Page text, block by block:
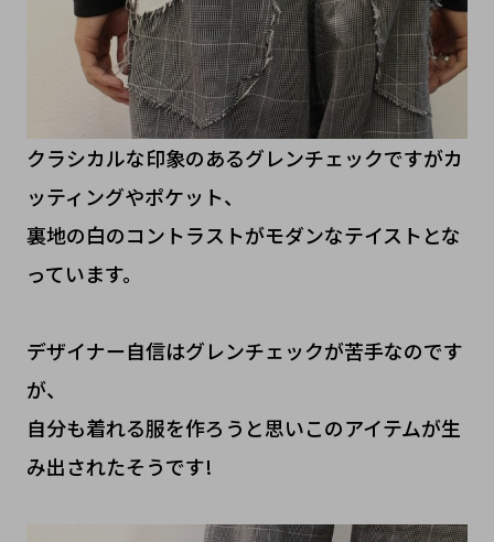
クラシカルな印象のあるグレンチェックですがカ
ッティングやポケット、
裏地の白のコントラストがモダンなテイストとな
っています。
デザイナー自信はグレンチェックが苦手なのです
が、
自分も着れる服を作ろうと思いこのアイテムが生
み出されたそうです!